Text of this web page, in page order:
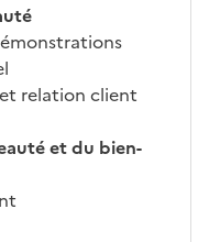
s à
la
fo
rm
on
és
relation client
et du bien-